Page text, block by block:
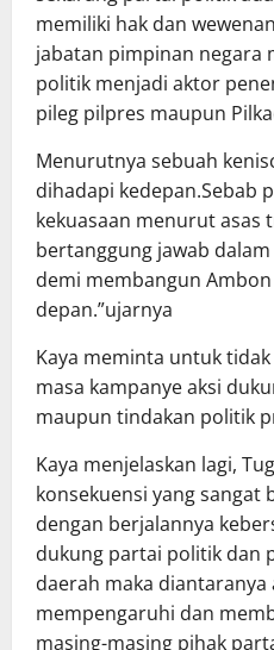
memiliki hak dan
jabatan pimpinan negara
politik menjadi aktor
pileg pilpres maupun
Menurutnya sebuah
dihadapi kedepan.Sebab
kekuasaan menurut asas
bertanggung jawab
demi membangun
depan.”ujarnya
Kaya meminta untuk
masa kampanye aksi
maupun tindakan politik
Kaya menjelaskan lagi,
konsekuensi yang sangat
dengan berjalannya
dukung partai politik dan
daerah maka diantaranya
mempengaruhi dan
masing-masing pihak